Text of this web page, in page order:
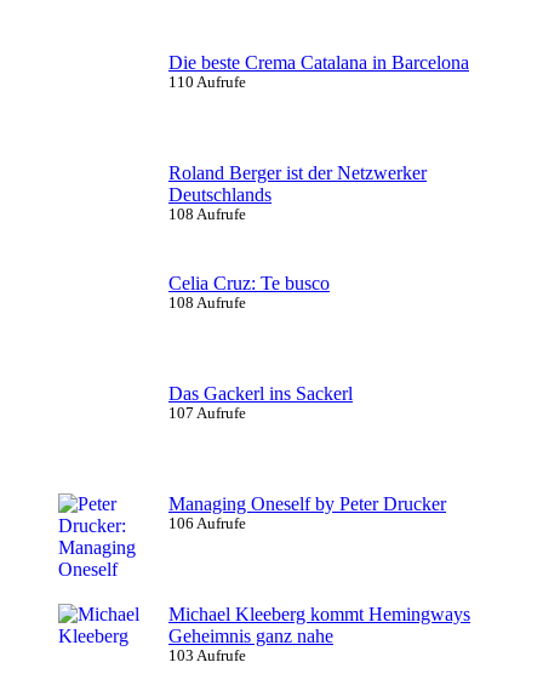
Die beste Crema Catalana in Barcelona
110 Aufrufe
Roland Berger ist der Netzwerker
Deutschlands
108 Aufrufe
Celia Cruz: Te busco
108 Aufrufe
Das Gackerl ins Sackerl
107 Aufrufe
Managing Oneself by Peter Drucker
106 Aufrufe
Michael Kleeberg kommt Hemingways
Geheimnis ganz nahe
103 Aufrufe